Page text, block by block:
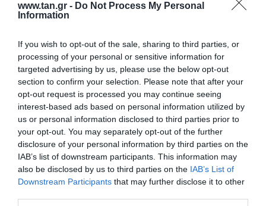
www.tan.gr - Do Not Process My Personal
Information
If you wish to opt-out of the sale, sharing to third parties, or
processing of your personal or sensitive information for
targeted advertising by us, please use the below opt-out
section to confirm your selection. Please note that after your
opt-out request is processed you may continue seeing
interest-based ads based on personal information utilized by
us or personal information disclosed to third parties prior to
your opt-out. You may separately opt-out of the further
disclosure of your personal information by third parties on the
IAB’s list of downstream participants. This information may
also be disclosed by us to third parties on the IAB’s List of
Downstream Participants that may further disclose it to other
Επίτοιχη καμπίνα 7U με βάθος 400 mm ''Flat Pack''
LIGHT GREY
Kωδικός προϊόντοςΞ0075
KατασκευαστήςSTEEL
Κωδικός κατασκευαστή:STEEL-07U5440LG